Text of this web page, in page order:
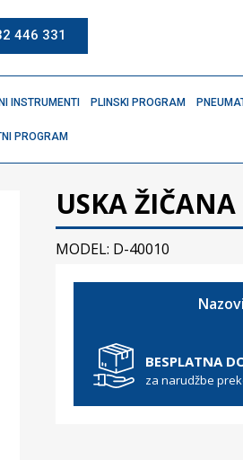
446 331
INSTRUMENTI PLINSKI PROGRAM
PROGRAM
USKA
MODEL: D-40010
BESPLATNA
za narudžbe